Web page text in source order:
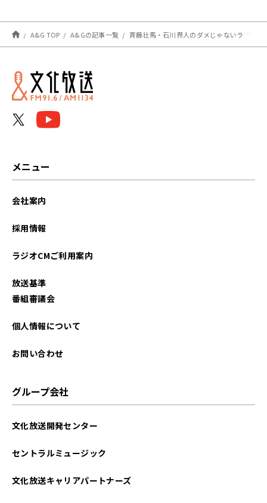
A&G TOP A&Gの記事一覧 斉藤壮馬・石川界人のダメじゃないラジオ #208 放送後記
メニュー
会社案内
採用情報
ラジオCMご利用案内
放送基準
番組審議会
個人情報について
お問い合わせ
グループ会社
文化放送開発センター
セントラルミュージック
文化放送キャリアパートナーズ